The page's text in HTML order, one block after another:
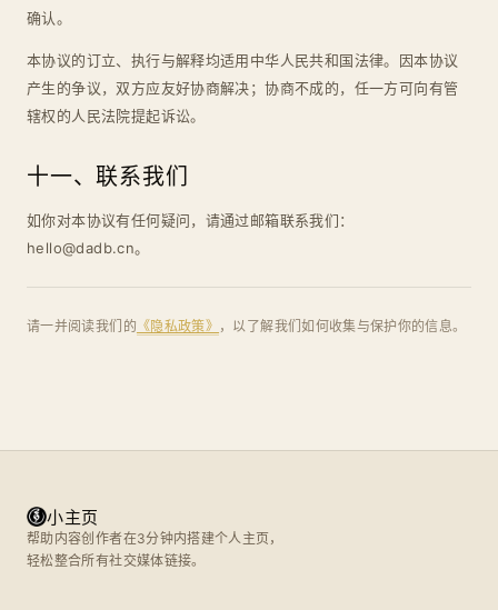
确认。
本协议的订立、执行与解释均适用中华人民共和国法律。因本协议
产生的争议，双方应友好协商解决；协商不成的，任一方可向有管
辖权的人民法院提起诉讼。
十一、联系我们
如你对本协议有任何疑问，请通过邮箱联系我们：
hello@dadb.cn。
请一并阅读我们的 《隐私政策》 ，以了解我们如何收集与保护你的信息。
小主页
帮助内容创作者在3分钟内搭建个人主页，
轻松整合所有社交媒体链接。